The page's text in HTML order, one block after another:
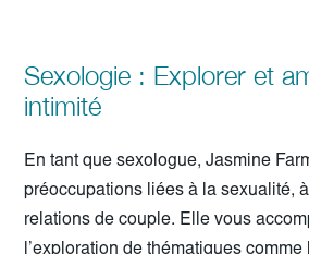
Sexologie : Explorer et
intimité
En tant que sexologue, Jasmine
préoccupations liées à la sexualité,
relations de couple. Elle vous
l’exploration de thématiques